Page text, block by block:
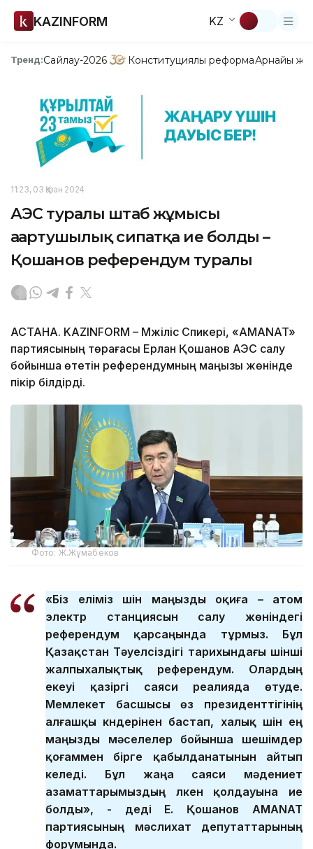
KAZINFORM KZ
Тренд:Сайлау-2026 Конституциялық реформаАрнайы
11:23, 03 Қазан 2024
АЭС туралы штаб жұмысы
ағартушылық сипатқа ие болды –
Қошанов референдум туралы
АСТАНА. KAZINFORM – Мәжіліс Спикері, «AMANAT»
партиясының төрағасы Ерлан Қошанов АЭС салу
бойынша өтетін референдумның маңызы жөнінде
пікір білдірді.
Фото: Ж.Жұмабеков
«Біз еліміз үшін маңызды оқиға – атом
электр станциясын салу жөніндегі
референдум қарсаңында тұрмыз. Бұл
Қазақстан Тәуелсіздігі тарихындағы үшінші
жалпыхалықтық референдум. Олардың
екеуі қазіргі саяси реалияда өтуде.
Мемлекет басшысы өз президенттігінің
алғашқы күндерінен бастап, халық үшін ең
маңызды мәселелер бойынша шешімдер
қоғаммен бірге қабылданатынын айтып
келеді. Бұл жаңа саяси мәдениет
азаматтарымыздың үлкен қолдауына ие
болды», - деді Е. Қошанов AMANAT
партиясының мәслихат депутаттарының
форумында.